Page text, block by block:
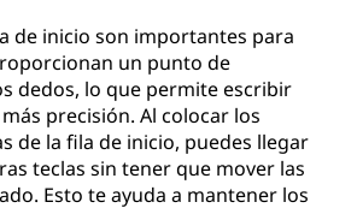
de inicio son importantes para
un punto de
dedos, lo que permite escribir
precisión. Al colocar los
de la fila de inicio, puedes llegar
teclas sin tener que mover las
Esto te ayuda a mantener los